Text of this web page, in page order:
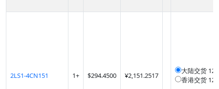
2LS1-4CN151 1+ $294.4500 ¥2,151.2517
大陆交货
香港交货